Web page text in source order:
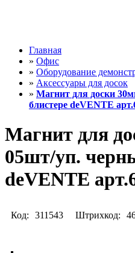
Главная
» Офис
» Оборудование
» Аксессуары для досок
» Магнит для доски
блистере deVENTE
Магнит для
05шт/уп.
deVENTE
Код: 311543 Штрихкод: